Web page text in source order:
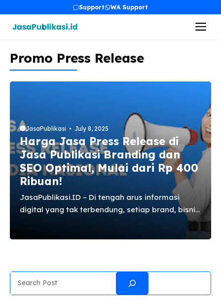
content
Support WA Support
Promo Press Release
JasaPublikasi July 8, 2025
Harga Jasa Press Release di
Jasa Publikasi Branding dan
SEO Optimal, Mulai dari Rp 400
Ribuan!
JasaPublikasi.ID – Di tengah arus informasi
digital yang tak terbendung, setiap brand, bisnis,
atau bahkan individu berlomba untuk menonjol
digital yang kuat menjadi fundamental. Namun,
tantangan terbesar yang seringkali dihadapi
adalah bagaimana mendapatkan exposure
Search